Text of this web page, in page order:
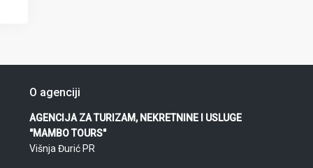
O agenciji
AGENCIJA ZA TURIZAM, NEKRETNINE I USLUGE
"MAMBO TOURS"
Višnja Đurić PR